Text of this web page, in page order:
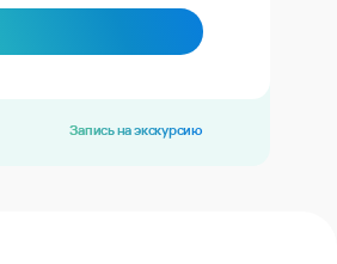
Запись на экскурсию